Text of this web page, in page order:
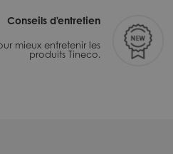
Conseils d'entretien
mieux entretenir les
produits Tineco.